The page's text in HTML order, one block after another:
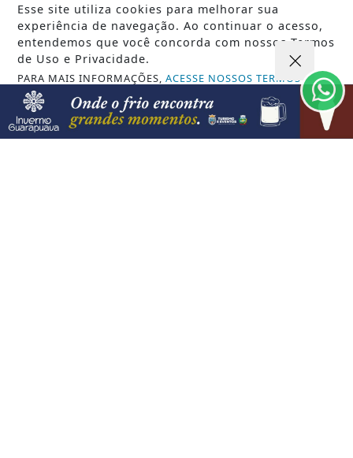
08 DE AGO
GERAL
Agosto terá dois eclipses; saiba como
assistir aos fenômenos
Esse site utiliza cookies para melhorar sua
experiência de navegação. Ao continuar o acesso,
entendemos que você concorda com nossos Termos
de Uso e Privacidade.
PARA MAIS INFORMAÇÕES,ACESSE NOSSOS TERMOS
CLICANDO AQUI
PROSSEGUIR